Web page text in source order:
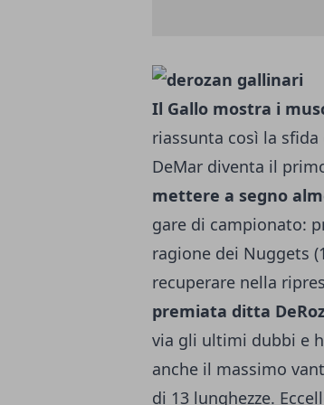
Il Gallo mostra i
riassunta così la
DeMar diventa il
mettere a segno
gare di campionato:
ragione dei Nuggets
recuperare nella
premiata ditta
via gli ultimi dubbi e
anche il massimo
di 13 lunghezze.